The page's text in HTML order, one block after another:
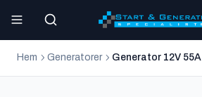
Hem Generatorer Generator 12V 55A